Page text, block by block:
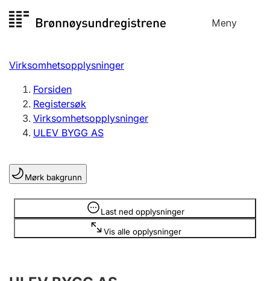
til
Meny
Registersøk
Aksjeselskap
Enkeltpersonforetak
Registrere, endre, slette
Lag og forening
Registrere, endre, slette
Virksomhetsopplysninger
Forsiden
Registersøk
Virksomhetsopplysninger
ULEV BYGG AS
Mørk bakgrunn
Last ned opplysninger
Vis alle opplysninger
Opplysninger er skjult